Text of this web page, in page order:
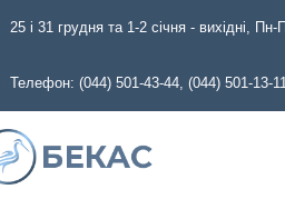
25 і 31 грудня та 1-2 січня - вихідні,
Телефон: (044) 501-43-44, (044) 501-13-